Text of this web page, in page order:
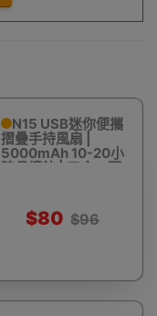
N15 USB迷你便攜
摺疊手持風扇 |
5000mAh 10-20小
時長續航 | 三合一可
$80 $96